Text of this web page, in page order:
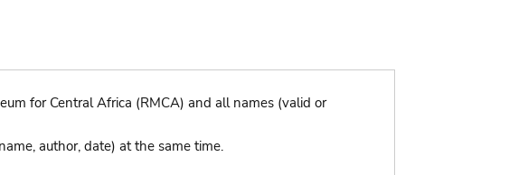
for Central Africa (RMCA) and all names (valid or
author, date) at the same time.